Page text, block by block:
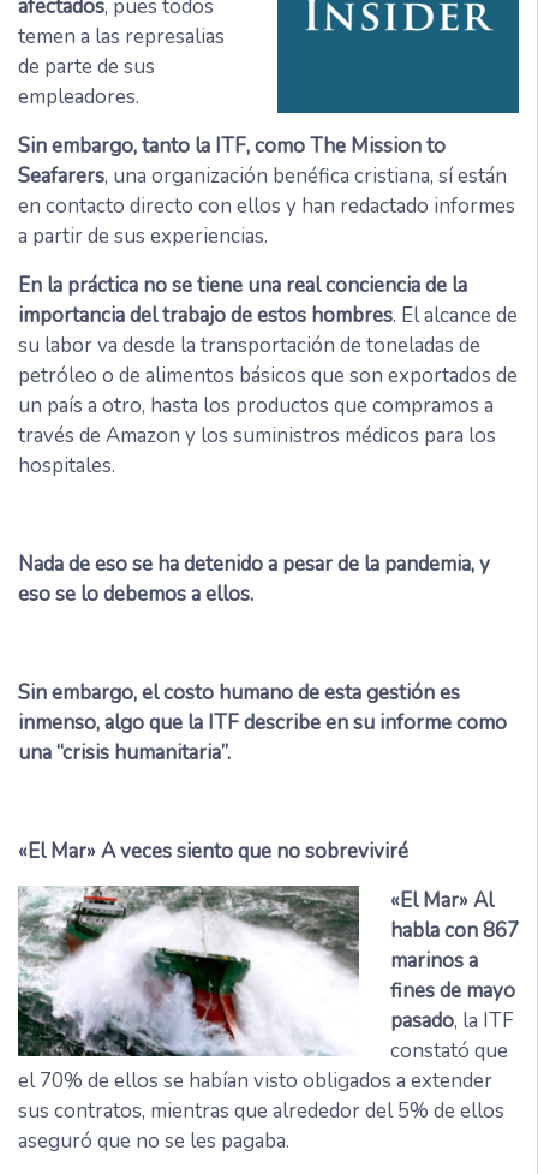
afectados, pues todos
temen a las represalias
de parte de sus
empleadores.
Sin embargo, tanto la ITF, como The Mission to
Seafarers, una organización benéfica cristiana, sí están
en contacto directo con ellos y han redactado informes
a partir de sus experiencias.
En la práctica no se tiene una real conciencia de la
importancia del trabajo de estos hombres. El alcance de
su labor va desde la transportación de toneladas de
petróleo o de alimentos básicos que son exportados de
un país a otro, hasta los productos que compramos a
través de Amazon y los suministros médicos para los
hospitales.
Nada de eso se ha detenido a pesar de la pandemia, y
eso se lo debemos a ellos.
Sin embargo, el costo humano de esta gestión es
inmenso, algo que la ITF describe en su informe como
una “crisis humanitaria”.
«El Mar» A veces siento que no sobreviviré
«El Mar» Al
habla con 867
marinos a
fines de mayo
pasado, la ITF
constató que
el 70% de ellos se habían visto obligados a extender
sus contratos, mientras que alrededor del 5% de ellos
aseguró que no se les pagaba.